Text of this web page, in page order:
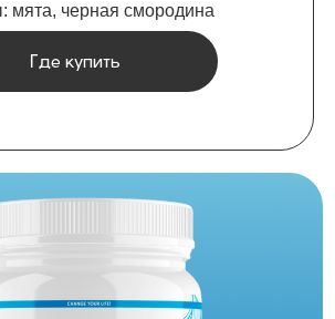
мята, черная смородина
Где купить